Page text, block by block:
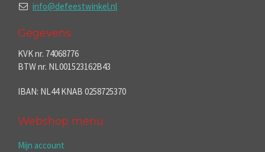
info@defeestwinkel.nl
Gegevens
KVK nr. 74068776
BTW nr. NL001523162B43
IBAN: NL44 KNAB 0258725370
Webshop menu
Mijn account